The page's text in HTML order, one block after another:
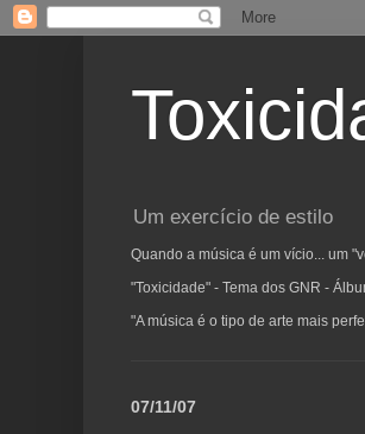
Um exercício de estilo
Quando a música é um vício... um
"Toxicidade" - Tema dos GNR -
"A música é o tipo de arte mais
07/11/07